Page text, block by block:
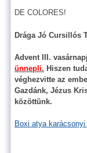
DE COLORES!
Drága Jó Cursillós
Advent III.
ünnepli. Hiszen
véghezvitte az
Gazdánk, Jézus
közöttünk.
Boxi atya